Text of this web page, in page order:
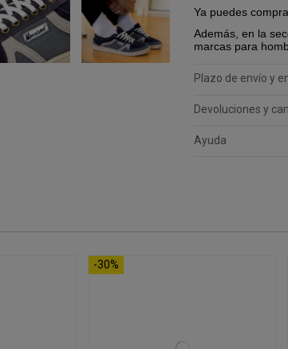
Ya puedes
Además, en la
marcas para
Plazo de envío y
Devoluciones y
Ayuda
-30%